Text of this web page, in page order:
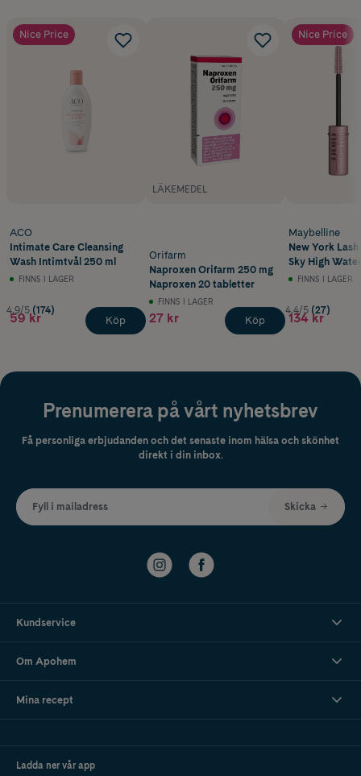
Nice Price
ACO
Intimate Care Cleansing
Wash Intimtvål 250 ml
FINNS I LAGER
4.9/5 (174)
59 kr Köp
LÄKEMEDEL
Orifarm
Naproxen Orifarm 250 mg
Naproxen 20 tabletter
FINNS I LAGER
27 kr Köp
Nice Price
Maybelline
New York
Sky High
Mascara Very
FINNS I LAGER
4.4/5 (27)
134 kr
Prenumerera på vårt nyhetsbrev
Få personliga erbjudanden och det senaste inom hälsa och skönhet
direkt i din inbox.
Fyll i mailadress Skicka
Kundservice
Om Apohem
Mina recept
Ladda ner vår app